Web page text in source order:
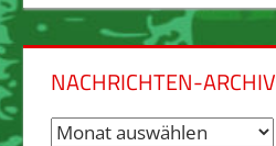
NACHRICHTEN-ARCHIV
Nachrichten-